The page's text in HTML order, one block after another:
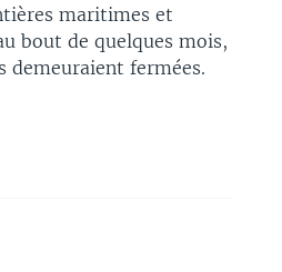
maritimes et
bout de quelques mois,
demeuraient fermées.